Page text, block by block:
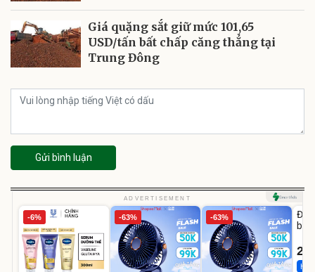
Giá quặng sắt giữ mức 101,65
USD/tấn bất chấp căng thẳng tại
Trung Đông
Gửi bình luận
ADVERTISEMENT
-6% -63% -63%
Đai
bé
Hot